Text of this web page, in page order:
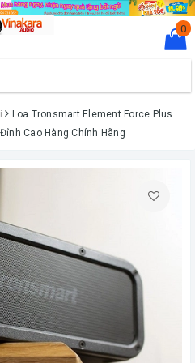
0
Loa Tronsmart Element Force Plus
Cao Hàng Chính Hãng